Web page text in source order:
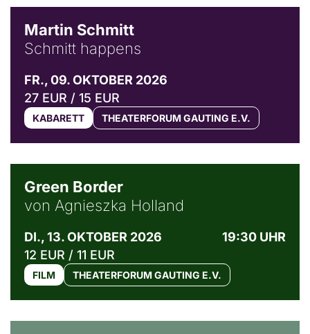
Martin Schmitt
Schmitt happens
FR., 09. OKTOBER 2026
27 EUR / 15 EUR
KABARETT THEATERFORUM GAUTING E.V.
Green Border
von Agnieszka Holland
DI., 13. OKTOBER 2026
19:30 UHR
12 EUR / 11 EUR
FILM THEATERFORUM GAUTING E.V.